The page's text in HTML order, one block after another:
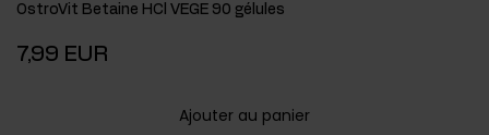
OstroVit Betaine HCl VEGE 90 gélules
7,99 EUR
Ajouter au panier